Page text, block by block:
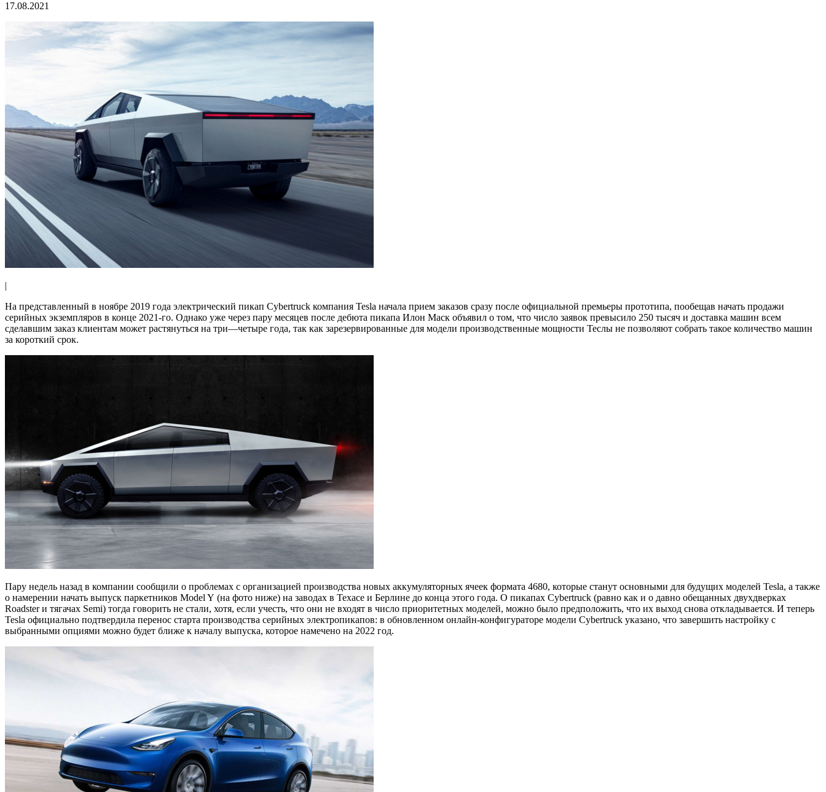
17.08.2021
|
На представленный в ноябре 2019 года электрический пикап Cybertruck компания Tesla начала прием заказов сразу после официальной премьеры прототипа, пообещав начать продажи
серийных экземпляров в конце 2021-го. Однако уже через пару месяцев после дебюта пикапа Илон Маск объявил о том, что число заявок превысило 250 тысяч и доставка машин всем
сделавшим заказ клиентам может растянуться на три—четыре года, так как зарезервированные для модели производственные мощности Теслы не позволяют собрать такое количество машин
за короткий срок.
Пару недель назад в компании сообщили о проблемах с организацией производства новых аккумуляторных ячеек формата 4680, которые станут основными для будущих моделей Tesla, а также
о намерении начать выпуск паркетников Model Y (на фото ниже) на заводах в Техасе и Берлине до конца этого года. О пикапах Cybertruck (равно как и о давно обещанных двухдверках
Roadster и тягачах Semi) тогда говорить не стали, хотя, если учесть, что они не входят в число приоритетных моделей, можно было предположить, что их выход снова откладывается. И теперь
Tesla официально подтвердила перенос старта производства серийных электропикапов: в обновленном онлайн-конфигураторе модели Cybertruck указано, что завершить настройку с
выбранными опциями можно будет ближе к началу выпуска, которое намечено на 2022 год.